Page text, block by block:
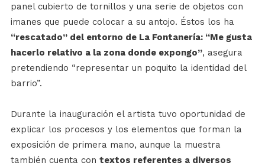
panel cubierto de tornillos y una serie de objetos con
imanes que puede colocar a su antojo. Éstos los ha
“rescatado” del entorno de La Fontanería: “Me gusta
hacerlo relativo a la zona donde expongo”, asegura
pretendiendo “representar un poquito la identidad del
barrio”.
Durante la inauguración el artista tuvo oportunidad de
explicar los procesos y los elementos que forman la
exposición de primera mano, aunque la muestra
también cuenta con textos referentes a diversos